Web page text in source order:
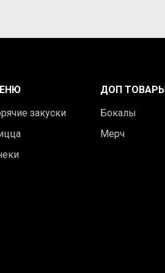
закуски
ДОП ТОВАРЫ
Бокалы
Мерч